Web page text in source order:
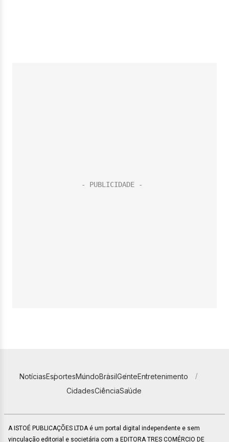
NotíciasEsportesMundoBrasilGenteEntretenimento
CidadesCiênciaSaúde
A ISTOÉ PUBLICAÇÕES LTDA é um portal digital independente e sem
vinculação editorial e societária com a EDITORA TRES COMÉRCIO DE